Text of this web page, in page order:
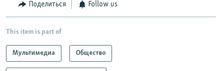
Поделиться Follow us
This item is part of
Мультимедиа Общество